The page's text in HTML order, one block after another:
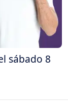
sábado 8